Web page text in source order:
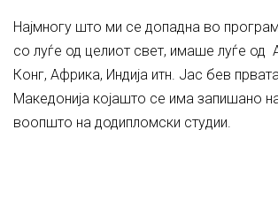
Најмногу што ми се допадна во
со луѓе од целиот свет, имаше луѓе од
Конг, Африка, Индија итн. Јас бев
Македонија којашто се има запишано
воопшто на додипломски студии.